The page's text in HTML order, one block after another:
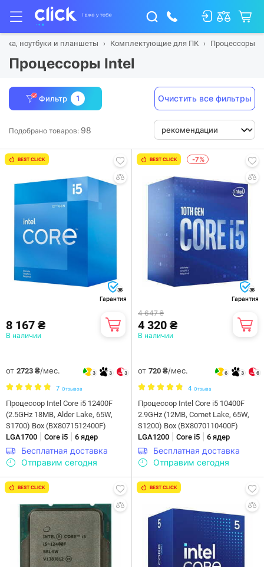
ноутбуки и планшеты Комплектующие для ПК Процессоры
Процессоры Intel
Фильтр 1 Очистить все фильтры
Подобрано товаров: 98
BEST CLICK
36
Гарантия
8 167 ₴
В наличии
от 2723 ₴/мес. 3 3 3
7 Отзывов
Процессор Intel Core i5 12400F
(2.5GHz 18MB, Alder Lake, 65W,
S1700) Box (BX8071512400F)
LGA1700
Core i5 6 ядер
Бесплатная доставка
Отправим сегодня
BEST CLICK -7%
36
Гарантия
4 647 ₴
4 320 ₴
В наличии
от 720 ₴/мес. 6 3 6
4 Отзыва
Процессор Intel Core i5 10400F
2.9GHz (12MB, Comet Lake, 65W,
S1200) Box (BX8070110400F)
LGA1200
Core i5 6 ядер
Бесплатная доставка
Отправим сегодня
BEST CLICK BEST CLICK